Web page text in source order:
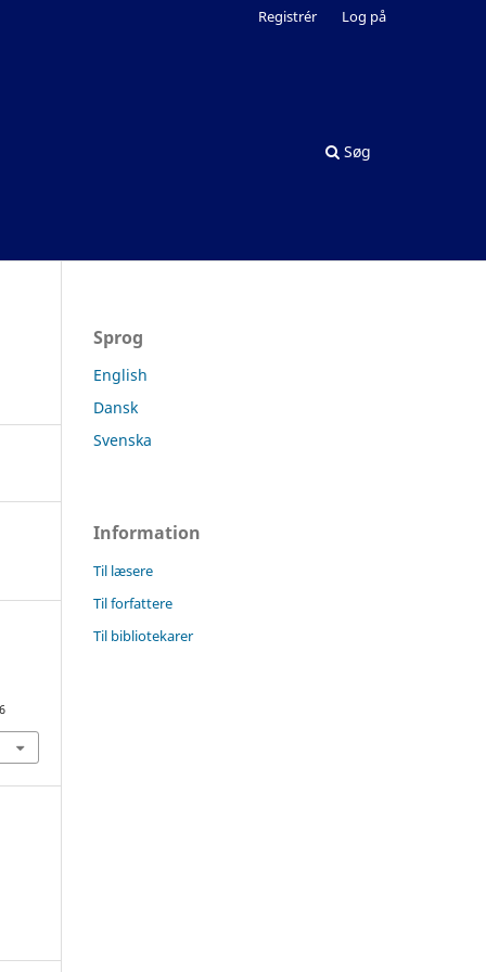
Søg
Registrér Log på
Sprog
English
Dansk
Svenska
Information
Til læsere
Til forfattere
Til bibliotekarer